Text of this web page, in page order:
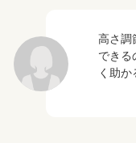
高さ調
できる
く助か